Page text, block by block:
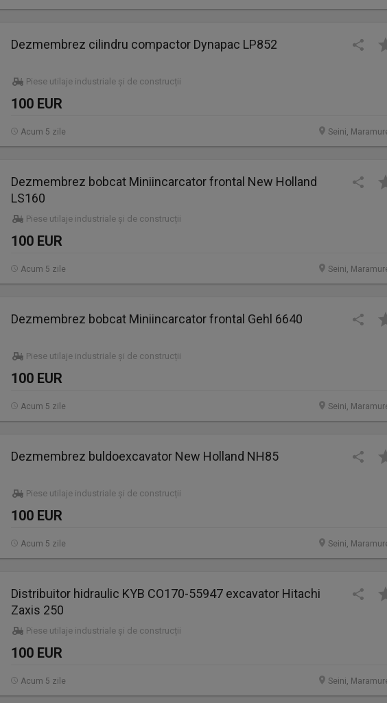
Dezmembrez cilindru compactor Dynapac LP852
Piese utilaje industriale și de construcții
100 EUR
Seini,
Acum 5 zile
Dezmembrez bobcat Miniincarcator frontal New Holland
LS160
Piese utilaje industriale și de construcții
100 EUR
Seini,
Acum 5 zile
Dezmembrez bobcat Miniincarcator frontal Gehl 6640
Piese utilaje industriale și de construcții
100 EUR
Seini,
Acum 5 zile
Dezmembrez buldoexcavator New Holland NH85
Piese utilaje industriale și de construcții
100 EUR
Seini,
Acum 5 zile
Distribuitor hidraulic KYB CO170-55947 excavator Hitachi
Zaxis 250
Piese utilaje industriale și de construcții
100 EUR
Seini,
Acum 5 zile